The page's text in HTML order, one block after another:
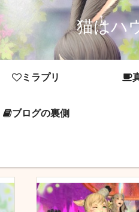
猫はハ
ミラプリ
ブログの裏側